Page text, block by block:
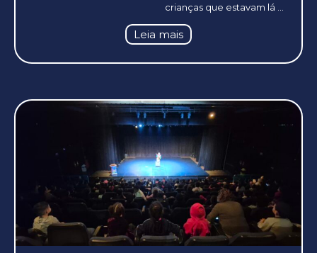
crianças que estavam lá ...
Leia mais